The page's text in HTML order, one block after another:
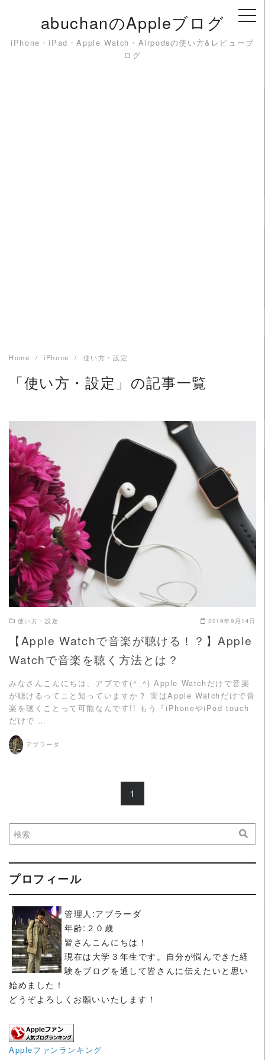
content
abuchanのAppleブログ
iPhone・iPad・Apple Watch・Airpodsの使い方&レビューブ
ログ
Home iPhone 使い方・設定
「使い方・設定」の記事一覧
READ MORE
使い方・設定 2019年9月14日
【Apple Watchで音楽が聴ける！？】Apple
Watchで音楽を聴く方法とは？
みなさんこんにちは、アブです(^_^) Apple Watchだけで音楽
が聴けるってこと知っていますか？ 実はApple Watchだけで音
楽を聴くことって可能なんです!! もう『iPhoneやiPod touch
だけで …
アブラーダ
1
プロフィール
管理人:アブラーダ
年齢:２０歳
皆さんこんにちは！
現在は大学３年生です。自分が悩んできた経
験をブログを通して皆さんに伝えたいと思い
始めました！
どうぞよろしくお願いいたします！
Appleファンランキング